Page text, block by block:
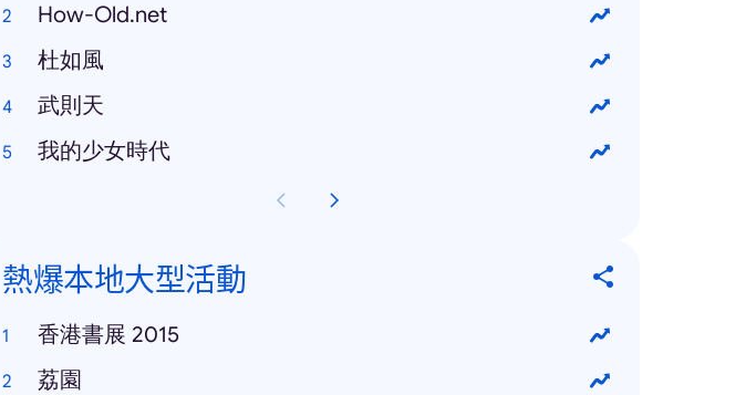
How-Old.net
杜如風
武則天
我的少女時代
熱爆本地大型活動
香港書展 2015
荔園